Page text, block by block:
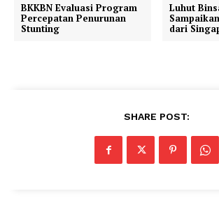
BKKBN Evaluasi Program
Percepatan Penurunan
Stunting
Luhut
dari
SHARE POST: